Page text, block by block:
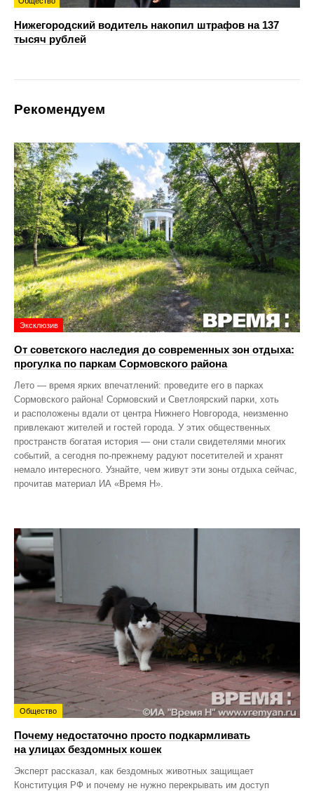
Нижегородский водитель накопил штрафов на 137
тысяч рублей
Рекомендуем
Эксклюзив
От советского наследия до современных зон отдыха:
прогулка по паркам Сормовского района
Лето — время ярких впечатлений: проведите его в парках
Сормовского района! Сормовский и Светлоярский парки, хоть
и расположены вдали от центра Нижнего Новгорода, неизменно
привлекают жителей и гостей города. У этих общественных
пространств богатая история — они стали свидетелями многих
событий, а сегодня по‑прежнему радуют посетителей и хранят
немало интересного. Узнайте, чем живут эти зоны отдыха сейчас,
прочитав материал ИА «Время Н».
Общество
Почему недостаточно просто подкармливать
на улицах бездомных кошек
Эксперт рассказал, как бездомных животных защищает
Конституция РФ и почему не нужно перекрывать им доступ